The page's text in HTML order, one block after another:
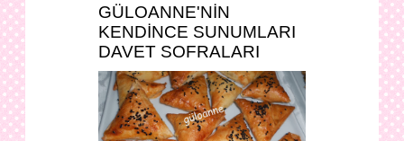
GÜLOANNE'NİN
KENDİNCE SUNUMLARI
DAVET SOFRALARI